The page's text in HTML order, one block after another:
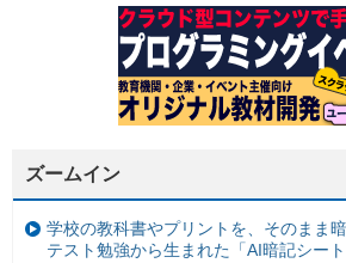
ズームイン
学校の教科書やプリントを、そのまま
テスト勉強から生まれた「AI暗記シー